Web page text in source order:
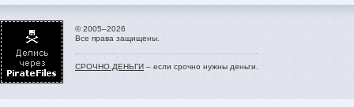
© 2005–2026
Все права защищены.
СРОЧНО.ДЕНЬГИ – если срочно нужны деньги.